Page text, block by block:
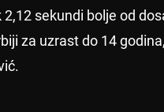
sekundi bolje od
za uzrast do 14